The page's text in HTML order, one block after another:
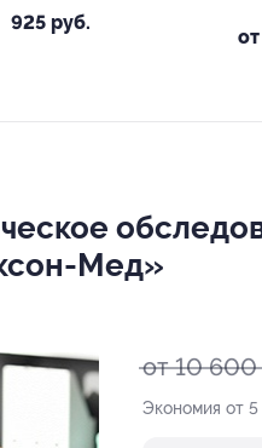
925 руб.
Мед»
от 10
Экономия от